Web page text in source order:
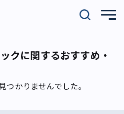
クに関するおすすめ・
かりませんでした。